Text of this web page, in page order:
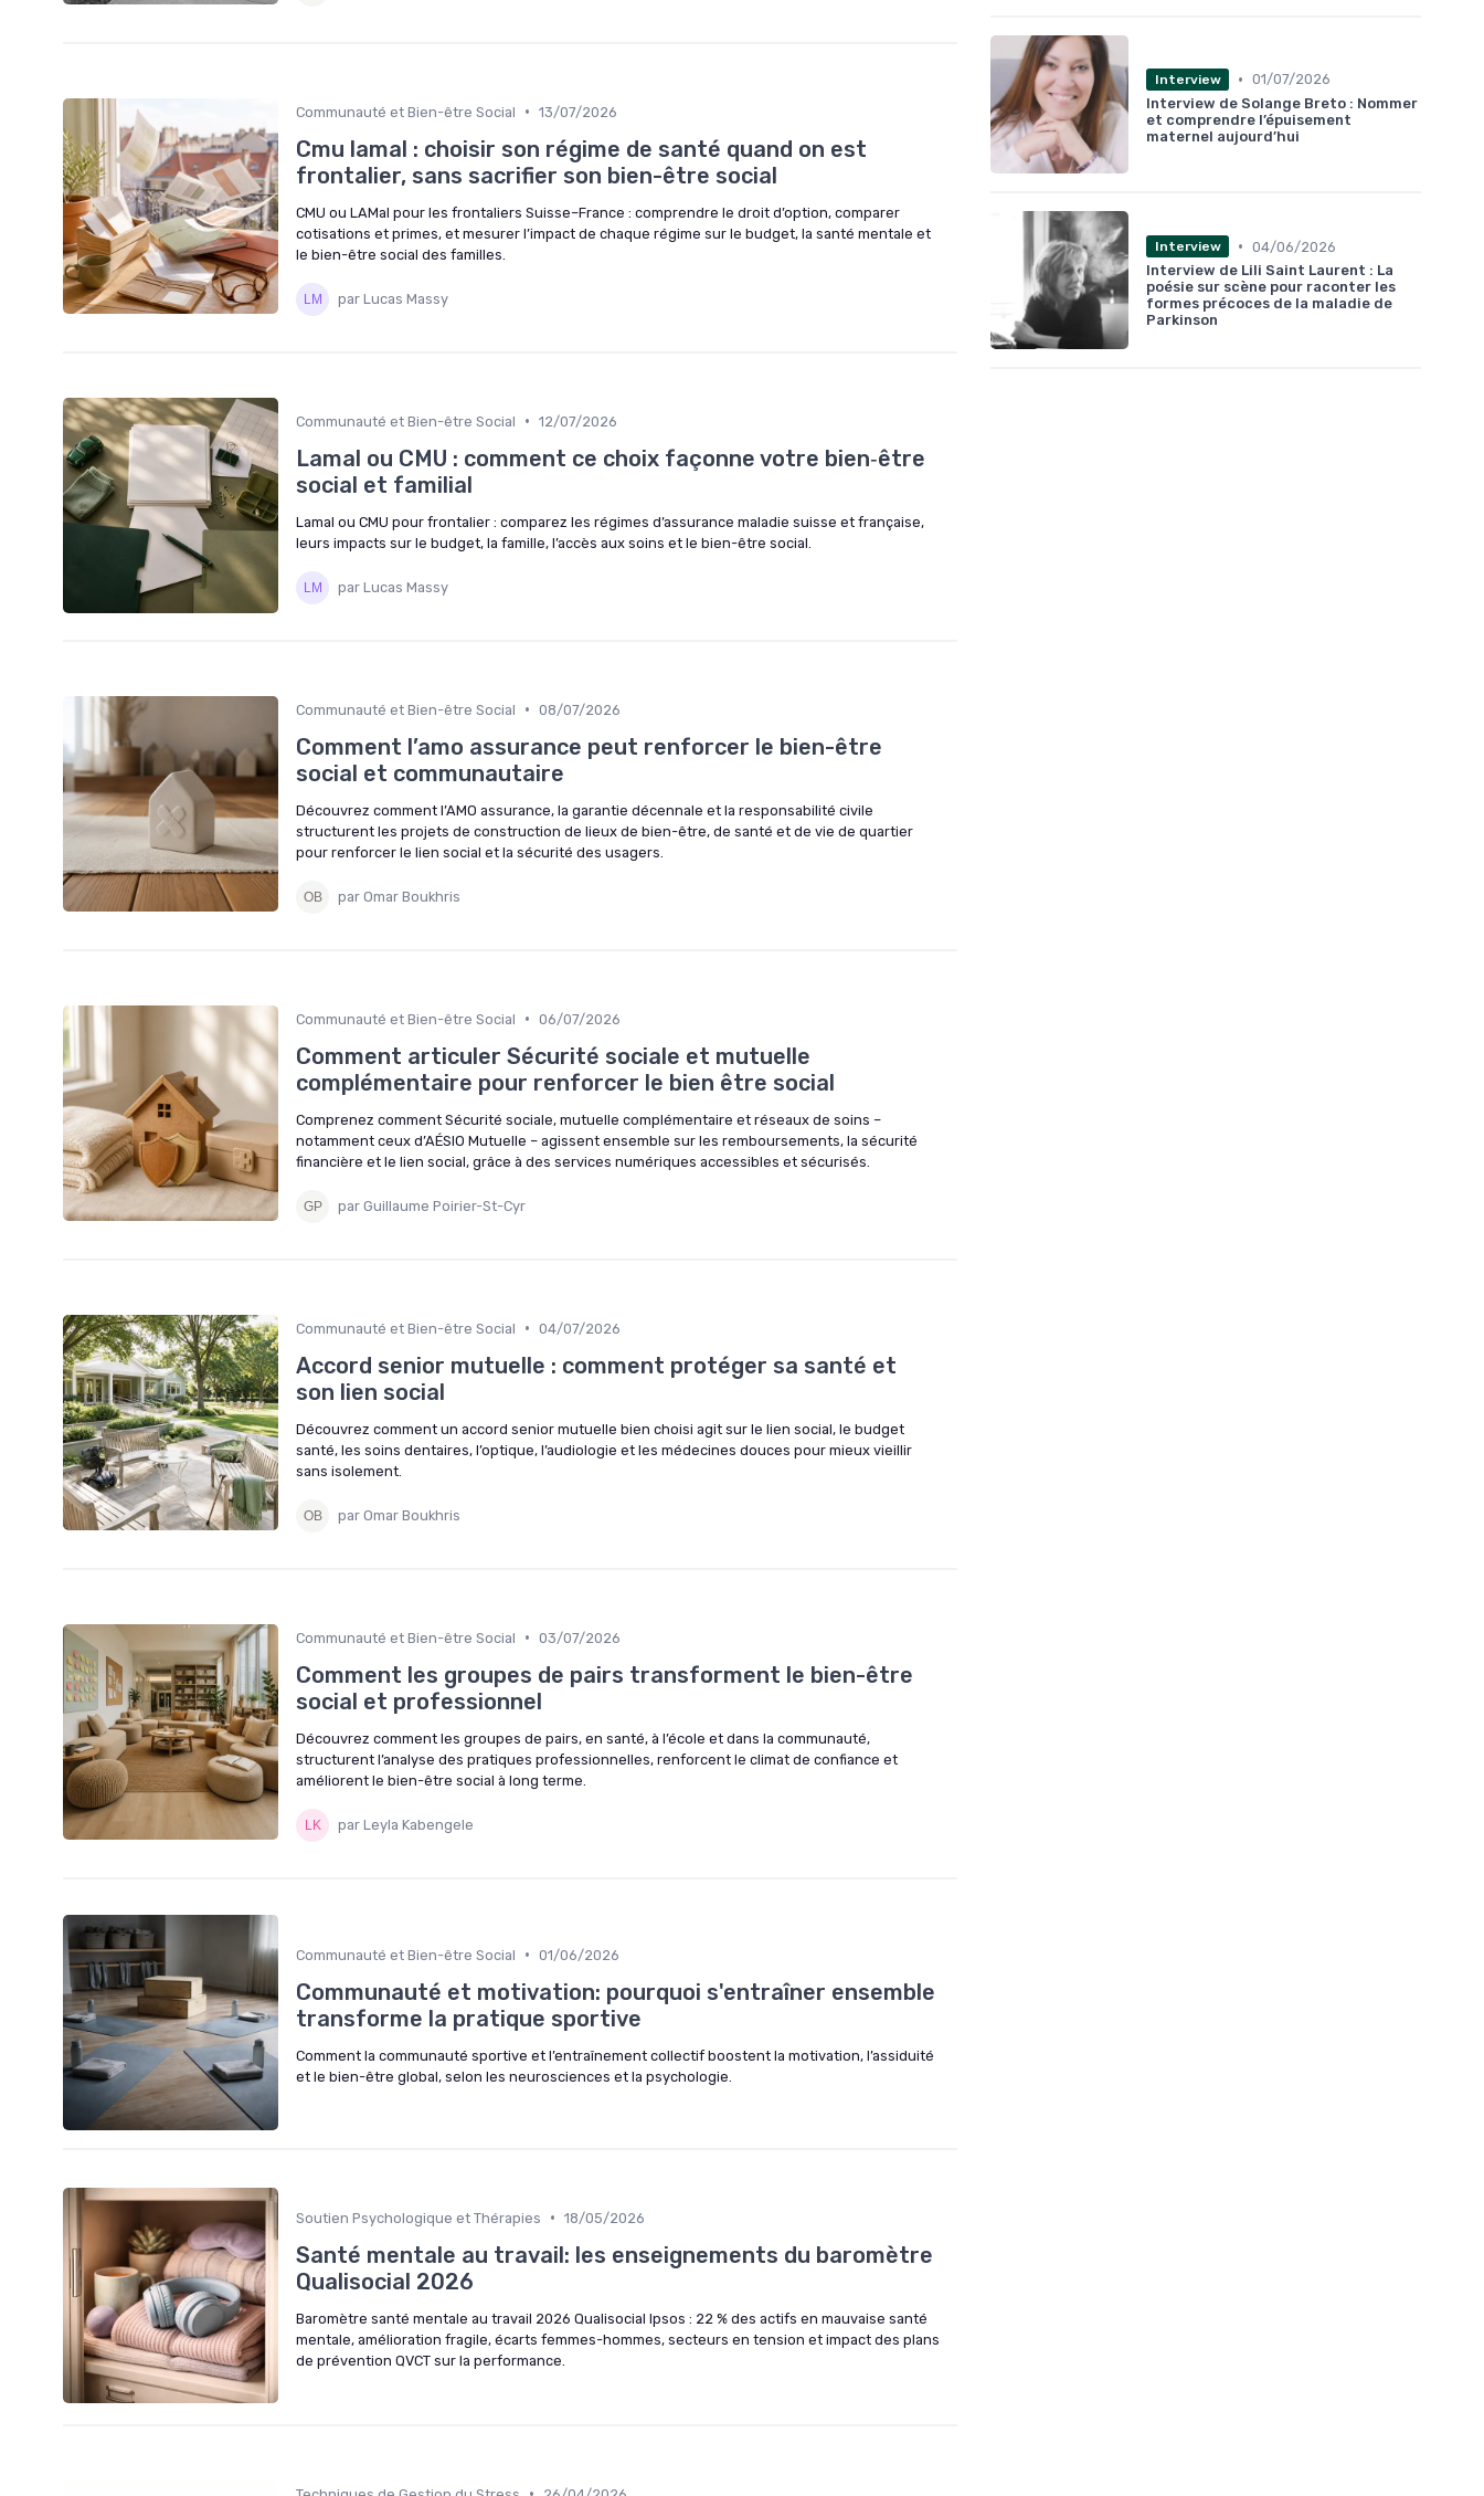
Communauté et Bien-être Social • 13/07/2026
Cmu lamal : choisir son régime de santé quand on est
frontalier, sans sacrifier son bien-être social
CMU ou LAMal pour les frontaliers Suisse–France : comprendre le droit d’option, comparer
cotisations et primes, et mesurer l’impact de chaque régime sur le budget, la santé mentale et
le bien-être social des familles.
par Lucas Massy
Communauté et Bien-être Social • 12/07/2026
Lamal ou CMU : comment ce choix façonne votre bien‑être
social et familial
Lamal ou CMU pour frontalier : comparez les régimes d’assurance maladie suisse et française,
leurs impacts sur le budget, la famille, l’accès aux soins et le bien-être social.
par Lucas Massy
Communauté et Bien-être Social • 08/07/2026
Comment l’amo assurance peut renforcer le bien-être
social et communautaire
Découvrez comment l’AMO assurance, la garantie décennale et la responsabilité civile
structurent les projets de construction de lieux de bien-être, de santé et de vie de quartier
pour renforcer le lien social et la sécurité des usagers.
par Omar Boukhris
Communauté et Bien-être Social • 06/07/2026
Comment articuler Sécurité sociale et mutuelle
complémentaire pour renforcer le bien être social
Comprenez comment Sécurité sociale, mutuelle complémentaire et réseaux de soins –
notamment ceux d’AÉSIO Mutuelle – agissent ensemble sur les remboursements, la sécurité
financière et le lien social, grâce à des services numériques accessibles et sécurisés.
par Guillaume Poirier-St-Cyr
Communauté et Bien-être Social • 04/07/2026
Accord senior mutuelle : comment protéger sa santé et
son lien social
Découvrez comment un accord senior mutuelle bien choisi agit sur le lien social, le budget
santé, les soins dentaires, l’optique, l’audiologie et les médecines douces pour mieux vieillir
sans isolement.
par Omar Boukhris
Communauté et Bien-être Social • 03/07/2026
Comment les groupes de pairs transforment le bien-être
social et professionnel
Découvrez comment les groupes de pairs, en santé, à l’école et dans la communauté,
structurent l’analyse des pratiques professionnelles, renforcent le climat de confiance et
améliorent le bien-être social à long terme.
par Leyla Kabengele
Communauté et Bien-être Social • 01/06/2026
Communauté et motivation: pourquoi s'entraîner ensemble
transforme la pratique sportive
Comment la communauté sportive et l’entraînement collectif boostent la motivation, l’assiduité
et le bien-être global, selon les neurosciences et la psychologie.
Soutien Psychologique et Thérapies • 18/05/2026
Santé mentale au travail: les enseignements du baromètre
Qualisocial 2026
Baromètre santé mentale au travail 2026 Qualisocial Ipsos : 22 % des actifs en mauvaise santé
mentale, amélioration fragile, écarts femmes-hommes, secteurs en tension et impact des plans
de prévention QVCT sur la performance.
Interview • 01/07/2026
Interview de Solange Breto : Nommer
et comprendre l’épuisement
maternel aujourd’hui
Interview • 04/06/2026
Interview de Lili Saint Laurent : La
poésie sur scène pour raconter les
formes précoces de la maladie de
Parkinson